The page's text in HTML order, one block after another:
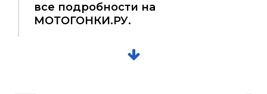
все подробности на
МОТОГОНКИ.РУ.